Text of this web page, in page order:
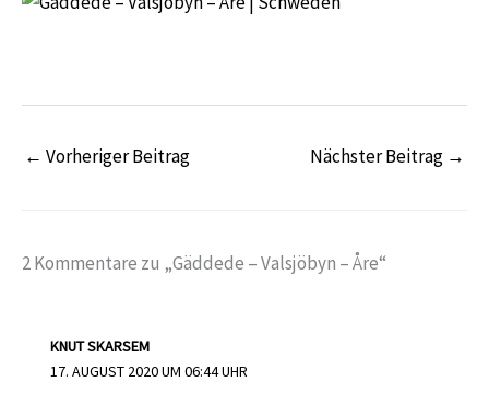
← Vorheriger Beitrag Nächster Beitrag →
2 Kommentare zu „Gäddede – Valsjöbyn – Åre“
KNUT SKARSEM
17. AUGUST 2020 UM 06:44 UHR